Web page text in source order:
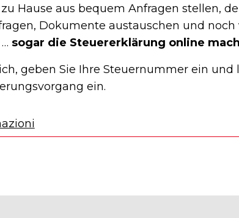
Hause aus bequem Anfragen stellen,
Dokumente austauschen und noch
sogar die Steuererklärung online
geben Sie Ihre Steuernummer ein und
ein.